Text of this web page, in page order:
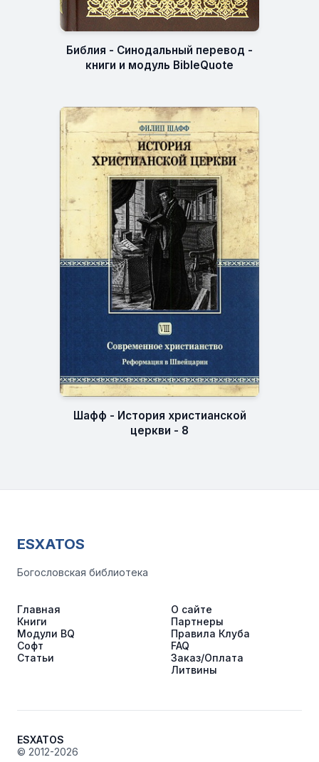
Библия - Синодальный перевод -
книги и модуль BibleQuote
Шафф - История христианской
церкви - 8
ESXATOS
Богословская библиотека
Главная
Книги
Модули BQ
Софт
Статьи
О сайте
Партнеры
Правила Клуба
FAQ
Заказ/Оплата
Литвины
ESXATOS
© 2012-2026